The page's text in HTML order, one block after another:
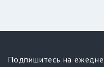
Подпишитесь на